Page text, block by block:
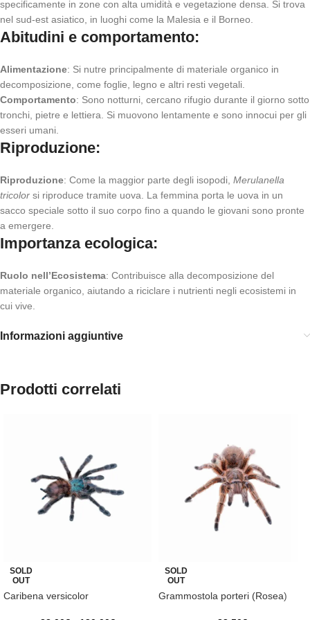
specificamente in zone con alta umidità e vegetazione densa. Si trova
nel sud-est asiatico, in luoghi come la Malesia e il Borneo.
Abitudini e comportamento:
Alimentazione: Si nutre principalmente di materiale organico in
decomposizione, come foglie, legno e altri resti vegetali.
Comportamento: Sono notturni, cercano rifugio durante il giorno sotto
tronchi, pietre e lettiera. Si muovono lentamente e sono innocui per gli
esseri umani.
Riproduzione:
Riproduzione: Come la maggior parte degli isopodi, Merulanella
tricolor si riproduce tramite uova. La femmina porta le uova in un
sacco speciale sotto il suo corpo fino a quando le giovani sono pronte
a emergere.
Importanza ecologica:
Ruolo nell’Ecosistema: Contribuisce alla decomposizione del
materiale organico, aiutando a riciclare i nutrienti negli ecosistemi in
cui vive.
Informazioni aggiuntive
Prodotti correlati
SOLD
OUT
Caribena versicolor
SOLD
OUT
Grammostola porteri (Rosea)